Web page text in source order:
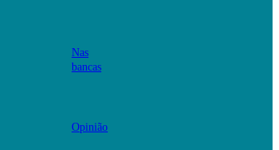
Nas
bancas
Opinião